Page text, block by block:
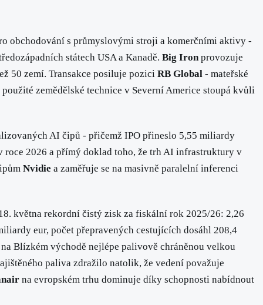
obchodování s průmyslovými stroji a komerčními aktivy -
státech USA a Kanadě. Big Ironprovozuje
50 zemí. Transakce posiluje pozici RB Global - mateřské
zemědělské technice v Severní Americe stoupá kvůli
AI čipů - přičemž IPO přineslo 5,55 miliardy
2026 a přímý doklad toho, že trh AI infrastruktury v
Nvidie a zaměřuje se na masivně paralelní inferenci
května rekordní čistý zisk za fiskální rok 2025/26: 2,26
eur, počet přepravených cestujících dosáhl 208,4
Blízkém východě nejlépe palivově chráněnou velkou
paliva zdražilo natolik, že vedení považuje
na evropském trhu dominuje díky schopnosti nabídnout